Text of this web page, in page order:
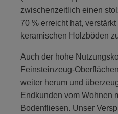
zwischenzeitlich einen
70 % erreicht hat,
keramischen Holzböden
Auch der hohe
Feinsteinzeug-
weiter herum und
Endkunden vom Wohnen
Bodenfliesen. Unser